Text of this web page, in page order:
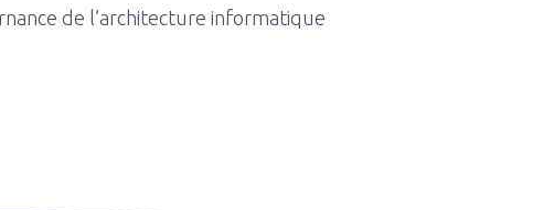
de l’architecture informatique